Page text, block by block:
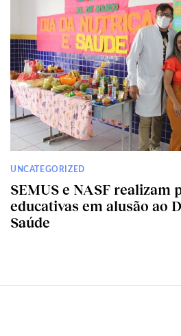
UNCATEGORIZED
SEMUS e NASF realizam
educativas em alusão ao
Saúde